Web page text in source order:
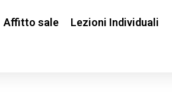
Affitto sale Lezioni Individuali